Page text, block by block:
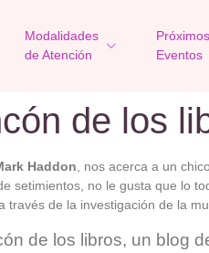
Modalidades
de Atención
Próximos
Eventos
de los
Haddon , nos acerca a un
setimientos, no le gusta que lo
través de la investigación de la
de los libros, un blog